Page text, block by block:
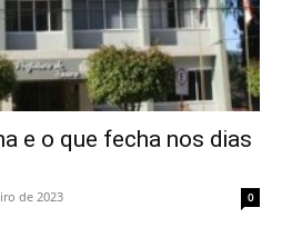
e o que fecha nos dias
de 2023 0